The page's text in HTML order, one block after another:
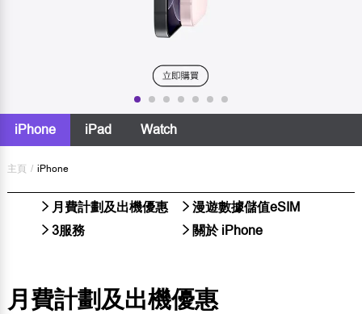
iPhone iPad Watch
主頁 / iPhone
月費計劃及出機優惠
漫遊數據儲值eSIM
3服務
關於 iPhone
月費計劃及出機優惠